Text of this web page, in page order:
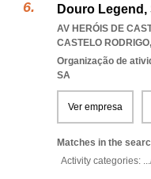
Douro Legend,
AV HERÓIS DE
CASTELO RODRIGO,
Organização de
SA
Ver empresa
Matches in the
Activity categories: ...